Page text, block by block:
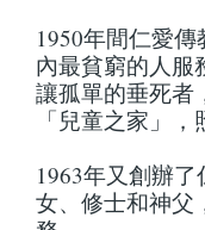
1950年間仁愛
內最貧窮的人服
讓孤單的垂死者
「兒童之家」
1963年又創辦
女、修士和神父